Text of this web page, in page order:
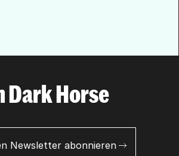
Dark Horse
Newsletter abonnieren